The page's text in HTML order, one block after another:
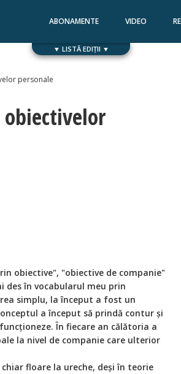
ABONAMENTE VIDEO
▼ LISTĂ EDIȚII ▼
personale
obiective", "obiective de companie"
în vocabularul meu prin
simplu, la început a fost un
a început să prindă contur și
În fiecare an călătoria a
la nivel de companie care ulterior
floare la ureche, deși în teorie